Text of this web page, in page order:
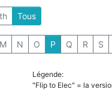
Tous
M N O P Q R S
Légende:
"Flip to Elec" = la